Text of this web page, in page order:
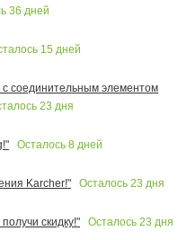
36 дней
15 дней
соединительным элементом
23 дня
Осталось 8 дней
Karcher!"
Осталось 23 дня
скидку!"
Осталось 23 дня